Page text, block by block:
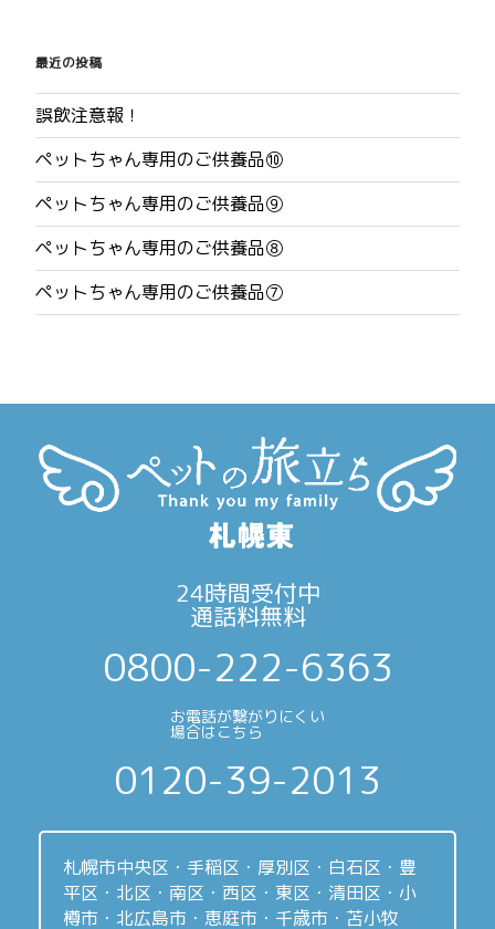
稿
ナ
ビ
ゲ
ー
シ
最近の投稿
誤飲注意報！
ペットちゃん専用のご供養品⑩
ペットちゃん専用のご供養品⑨
ペットちゃん専用のご供養品⑧
ペットちゃん専用のご供養品⑦
24時間受付中
通話料無料
0800-222-6363
お電話が繋がりにくい
場合はこちら
0120-39-2013
札幌市中央区・手稲区・厚別区・白石区・豊
平区・北区・南区・西区・東区・清田区・小
樽市・北広島市・恵庭市・千歳市・苫小牧